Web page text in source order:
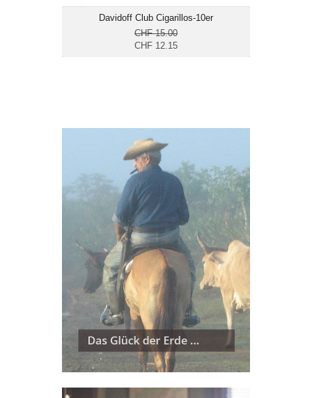
Davidoff Club Cigarillos-10er
CHF 15.00
CHF 12.15